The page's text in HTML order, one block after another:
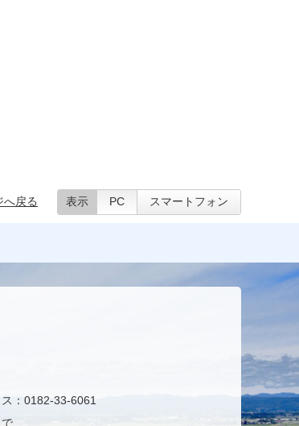
へ戻る 表示 PC スマートフォン
：0182-33-6061